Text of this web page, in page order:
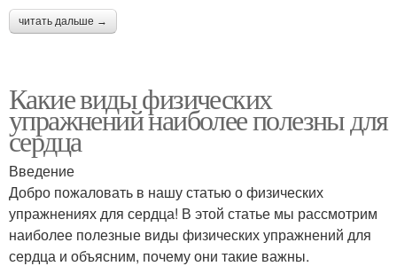
читать дальше →
Какие виды физических
упражнений наиболее полезны для
сердца
Введение
Добро пожаловать в нашу статью о физических
упражнениях для сердца! В этой статье мы рассмотрим
наиболее полезные виды физических упражнений для
сердца и объясним, почему они такие важны.